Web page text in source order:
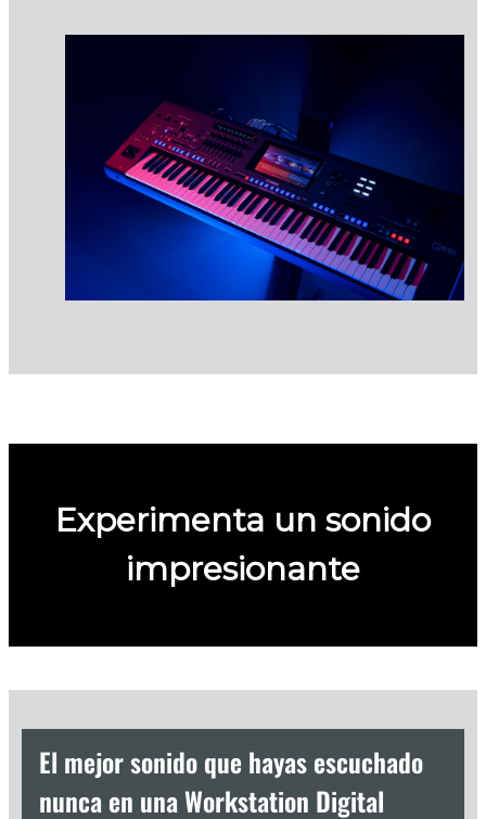
Experimenta un sonido
impresionante
El mejor sonido que hayas escuchado
nunca en una Workstation Digital